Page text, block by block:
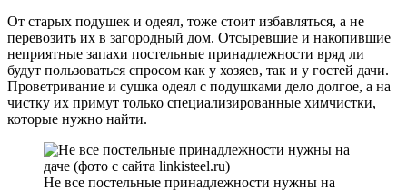
От старых подушек и одеял, тоже стоит избавляться, а не
перевозить их в загородный дом. Отсыревшие и накопившие
неприятные запахи постельные принадлежности вряд ли
будут пользоваться спросом как у хозяев, так и у гостей дачи.
Проветривание и сушка одеял с подушками дело долгое, а на
чистку их примут только специализированные химчистки,
которые нужно найти.
Не все постельные принадлежности нужны на